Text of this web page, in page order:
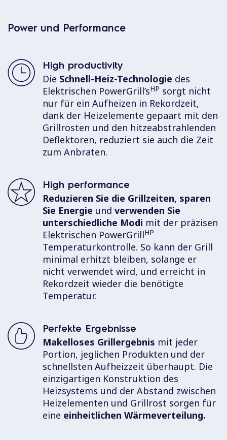
Power und Performance
High productivity
Die Schnell-Heiz-Technologie des
Elektrischen PowerGrill’sHP sorgt nicht
nur für ein Aufheizen in Rekordzeit,
dank der Heizelemente gepaart mit den
Grillrosten und den hitzeabstrahlenden
Deflektoren, reduziert sie auch die Zeit
zum Anbraten.
High performance
Reduzieren Sie die Grillzeiten, sparen
Sie Energie und verwenden Sie
unterschiedliche Modi mit der präzisen
Elektrischen PowerGrillHP
Temperaturkontrolle. So kann der Grill
minimal erhitzt bleiben, solange er
nicht verwendet wird, und erreicht in
Rekordzeit wieder die benötigte
Temperatur.
Perfekte Ergebnisse
Makelloses Grillergebnis mit jeder
Portion, jeglichen Produkten und der
schnellsten Aufheizzeit überhaupt. Die
einzigartigen Konstruktion des
Heizsystems und der Abstand zwischen
Heizelementen und Grillrost sorgen für
eine einheitlichen Wärmeverteilung.